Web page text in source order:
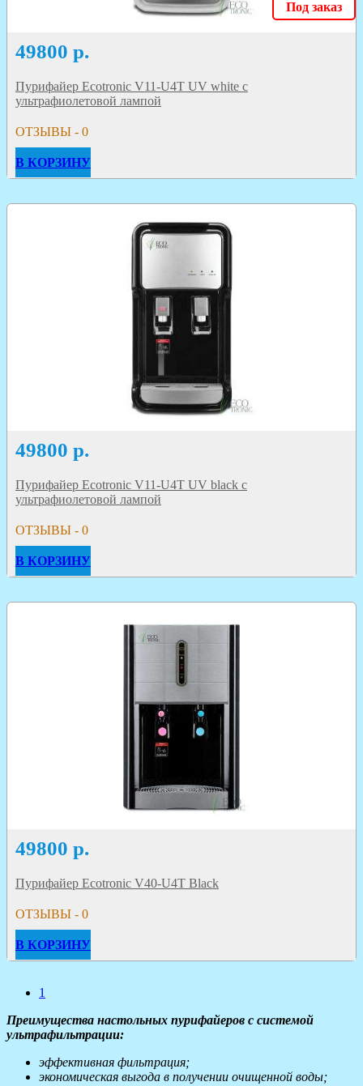
Под заказ
49800 р.
Пурифайер Ecotronic V11-U4T UV white с
ультрафиолетовой лампой
ОТЗЫВЫ - 0
В КОРЗИНУ
49800 р.
Пурифайер Ecotronic V11-U4T UV black с
ультрафиолетовой лампой
ОТЗЫВЫ - 0
В КОРЗИНУ
49800 р.
Пурифайер Ecotronic V40-U4T Black
ОТЗЫВЫ - 0
В КОРЗИНУ
1
Преимущества настольных пурифайеров с системой
ультрафильтрации:
эффективная фильтрация;
экономическая выгода в получении очищенной воды;